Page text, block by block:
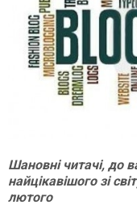
Шановні читачі, до
найцікавішого зі
лютого